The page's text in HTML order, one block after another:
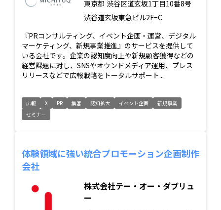
東京都 渋谷区道玄坂1丁目10番8号
渋谷道玄坂東急ビル2F−C
『PRコンサルティング、イベント企画・運営、デジタル
マーケティング、新規事業推進』のサービスを提供して
いる会社です。企業の認知度向上や新規顧客獲得などの
経営課題に対し、SNSやオウンドメディア運用、プレス
リリースなどで広報戦略をトータルサポート...
広報 X PR 集客 認知拡大 イベント企画
新規事業
セミナー
体験領域に強い統合プロモーション企画制作
会社
株式会社テー・オー・ダブリュ
ー